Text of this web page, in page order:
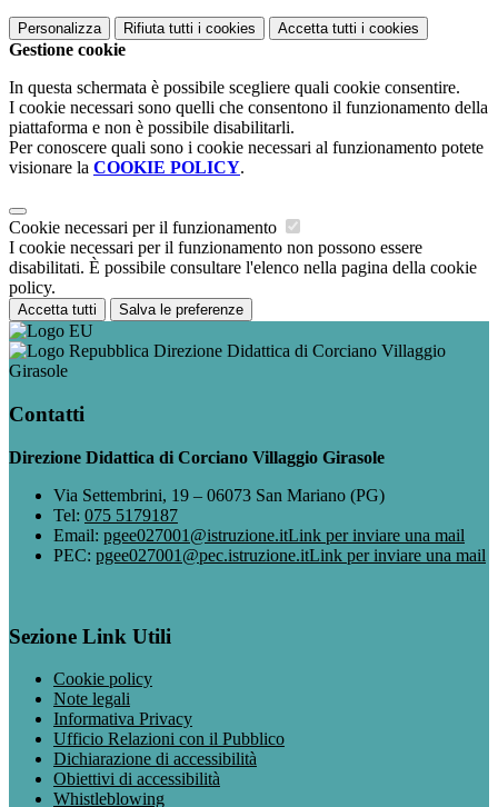
Personalizza Rifiuta tutti i cookies Accetta tutti i cookies
Gestione cookie
In questa schermata è possibile scegliere quali cookie consentire.
I cookie necessari sono quelli che consentono il funzionamento della
piattaforma e non è possibile disabilitarli.
Per conoscere quali sono i cookie necessari al funzionamento potete
visionare la COOKIE POLICY.
Cookie necessari per il funzionamento
I cookie necessari per il funzionamento non possono essere
disabilitati. È possibile consultare l'elenco nella pagina della cookie
policy.
Accetta tutti Salva le preferenze
Direzione Didattica di Corciano Villaggio
Girasole
Contatti
Direzione Didattica di Corciano Villaggio Girasole
Via Settembrini, 19 – 06073 San Mariano (PG)
Tel: 075 5179187
Email: pgee027001@istruzione.itLink per inviare una mail
PEC: pgee027001@pec.istruzione.itLink per inviare una mail
Sezione Link Utili
Cookie policy
Note legali
Informativa Privacy
Ufficio Relazioni con il Pubblico
Dichiarazione di accessibilità
Obiettivi di accessibilità
Whistleblowing